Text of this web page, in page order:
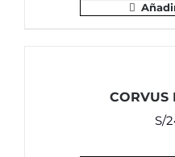
CORVUS
S/